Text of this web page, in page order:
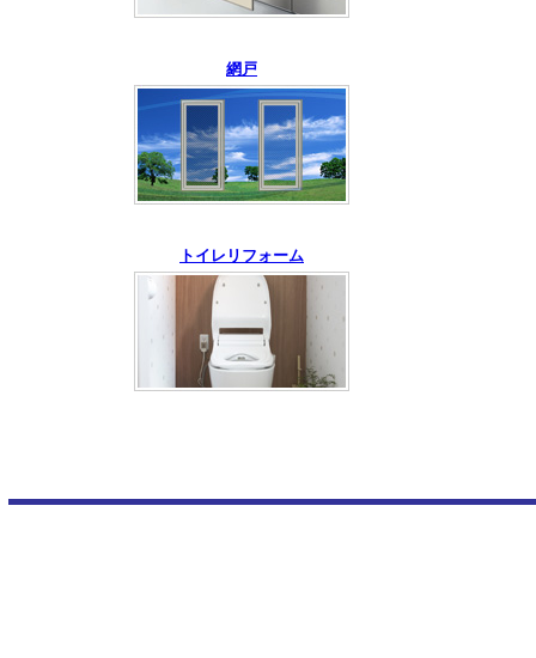
網戸
トイレリフォーム